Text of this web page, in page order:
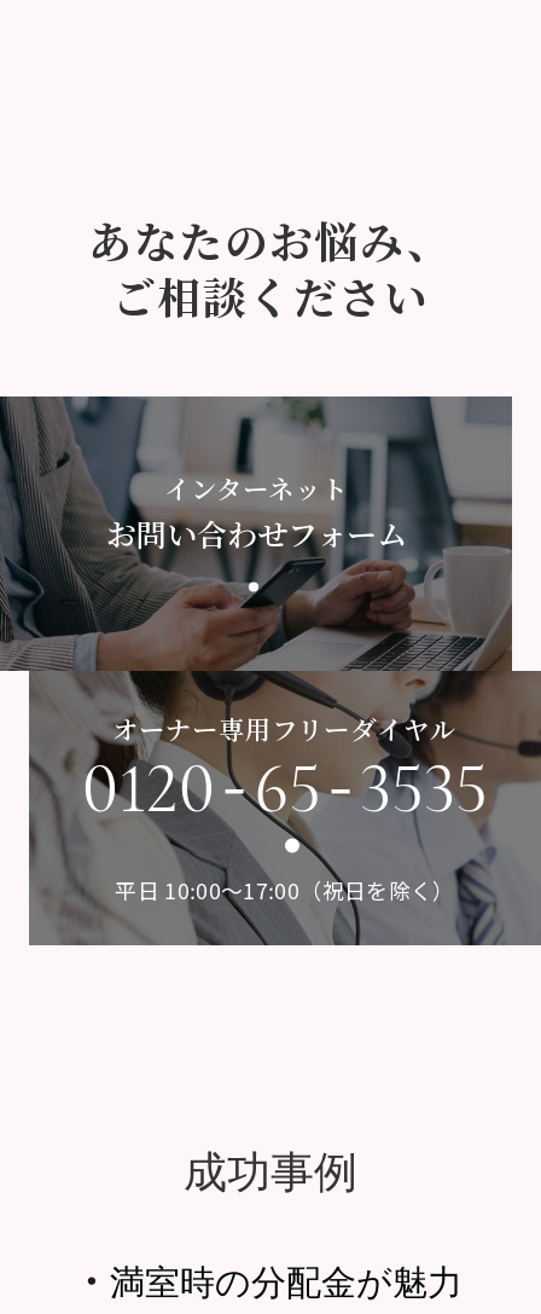
あなたのお悩み、
ご相談ください
インターネット
お問い合わせフォーム
オーナー専用フリーダイヤル
0120-65-3535
平日 10:00〜17:00（祝日を除く）
成功事例
・ 満室時の分配金が魅力